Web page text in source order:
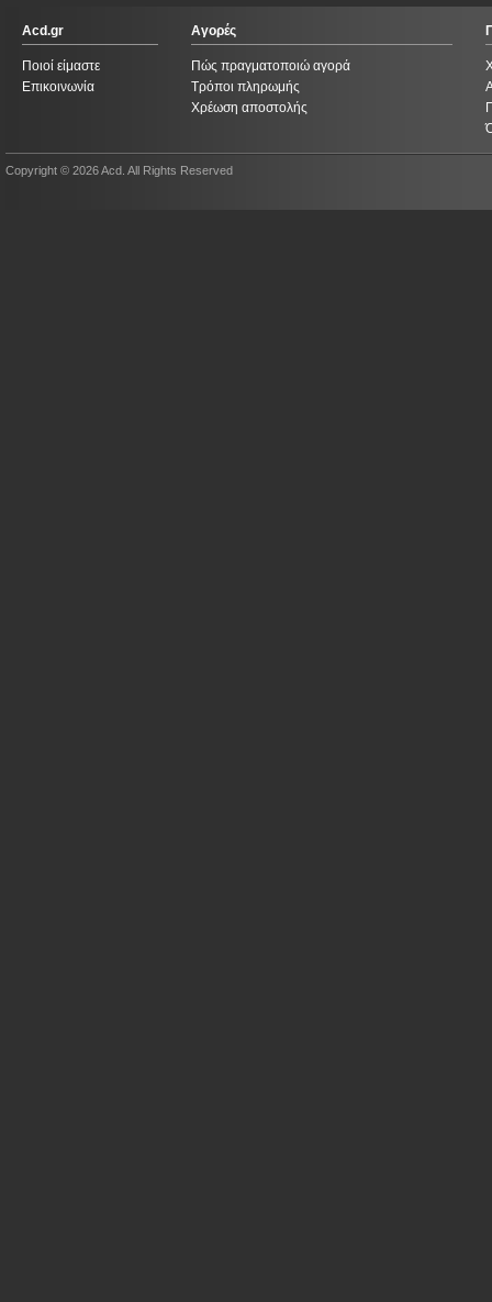
Acd.gr
Ποιοί είμαστε
Επικοινωνία
Αγορές
Πώς πραγματοποιώ αγορά
Τρόποι πληρωμής
Χρέωση αποστολής
Copyright © 2026 Acd. All Rights Reserved